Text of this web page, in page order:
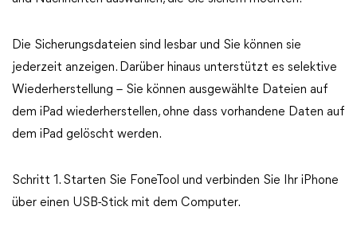
Die Sicherungsdateien sind lesbar und Sie können sie
jederzeit anzeigen. Darüber hinaus unterstützt es selektive
Wiederherstellung – Sie können ausgewählte Dateien auf
dem iPad wiederherstellen, ohne dass vorhandene Daten auf
dem iPad gelöscht werden.
Schritt 1. Starten Sie FoneTool und verbinden Sie Ihr iPhone
über einen USB-Stick mit dem Computer.